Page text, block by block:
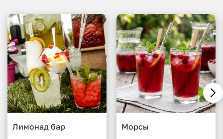
Лимонад бар Морсы